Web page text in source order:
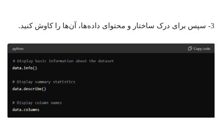
3- سپس برای درک ساختار و محتوای داده‌ها، آن‌ها را کاوش کنید.